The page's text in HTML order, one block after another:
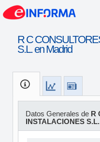
R C
S.L. en Madrid
Datos Generales de R
INSTALACIONES S.L.